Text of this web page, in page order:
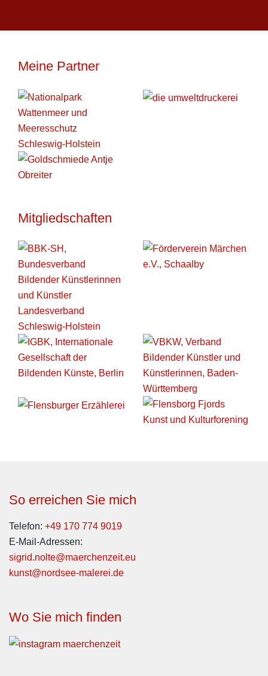
Meine Partner
Mitgliedschaften
So erreichen Sie mich
Telefon: +49 170 774 9019
E-Mail-Adressen:
sigrid.nolte@maerchenzeit.eu
kunst@nordsee-malerei.de
Wo Sie mich finden